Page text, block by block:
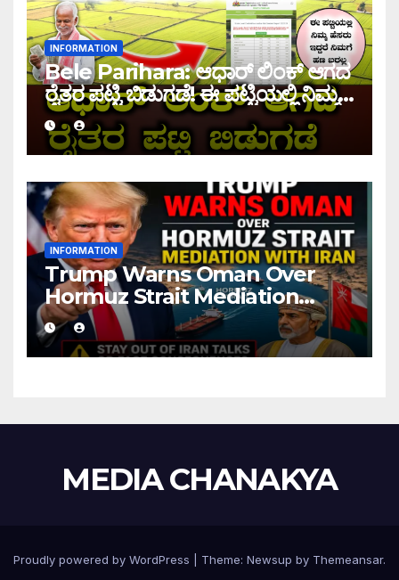
INFORMATION
Bele Parihara: ಆಧಾರ್ ಲಿಂಕ್ ಆಗದ
ರೈತರ ಪಟ್ಟಿ ಬಿಡುಗಡೆ! ಈ ಪಟ್ಟಿಯಲ್ಲಿ ನಿಮ್ಮ
ಹೆಸರು ಇದ್ದರೆ ನಿಮಗೆ ಹಣ ಜಮಾ ಆಗಲ್ಲ !
INFORMATION
Trump Warns Oman Over
Hormuz Strait Mediation
With Iran
MEDIA CHANAKYA
Proudly powered by WordPress Theme: Newsup by Themeansar.